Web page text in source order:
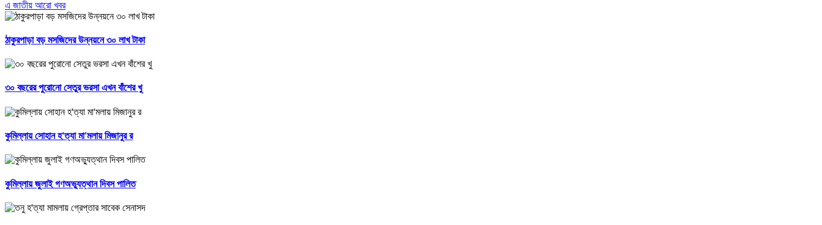
এ জাতীয় আরো খবর
ঠাকুরপাড়া বড় মসজিদের উন্নয়নে ৩০ লাখ টাকা
৩০ বছরের পুরোনো সেতুর ভরসা এখন বাঁশের খু
কুমিল্লায় সোহান হ'ত্যা মা'মলায় মিজানুর র
কুমিল্লায় জুলাই গণঅভ্যুত্থান দিবস পালিত